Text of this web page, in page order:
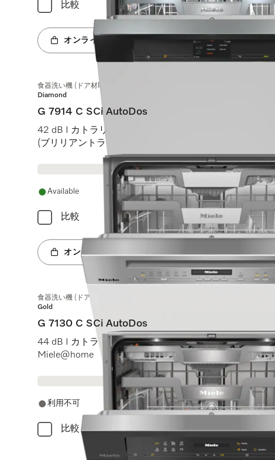
比較
オンラインショップへ
食器洗い機 (ドア材取付専用タイプ)
Diamond
G 7914 C SCi AutoDos
42 dB I カトラリートレイ I MaxiComfort Cバスケット I
(ブリリアントライト)
Available
比較
オンラインショップへ
食器洗い機 (ドア材取付専用タイプ)
Gold
G 7130 C SCi AutoDos
44 dB I カトラリートレイ I ExtraComfort Cバスケット I
Miele@home
利用不可
比較